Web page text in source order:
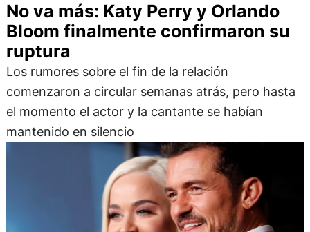
No va más: Katy Perry y Orlando
Bloom finalmente confirmaron su
ruptura
Los rumores sobre el fin de la relación
comenzaron a circular semanas atrás, pero hasta
el momento el actor y la cantante se habían
mantenido en silencio